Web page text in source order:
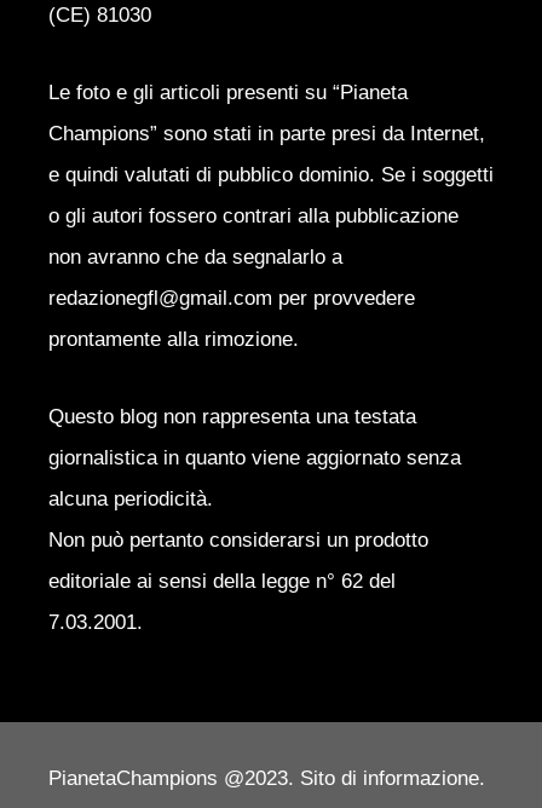
(CE) 81030
Le foto e gli articoli presenti su “Pianeta
Champions” sono stati in parte presi da Internet,
e quindi valutati di pubblico dominio. Se i soggetti
o gli autori fossero contrari alla pubblicazione
non avranno che da segnalarlo a
redazionegfl@gmail.com per provvedere
prontamente alla rimozione.
Questo blog non rappresenta una testata
giornalistica in quanto viene aggiornato senza
alcuna periodicità.
Non può pertanto considerarsi un prodotto
editoriale ai sensi della legge n° 62 del
7.03.2001.
PianetaChampions @2023. Sito di informazione.